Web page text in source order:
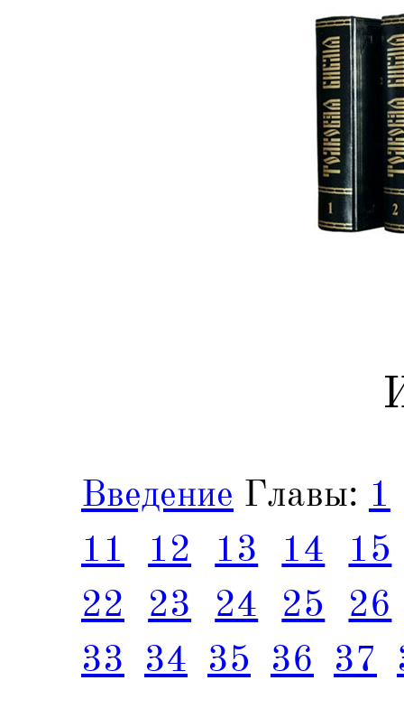
Введение Главы: 1
11
12 13 14
15
22
23 24 25
26
33 34 35 36 37